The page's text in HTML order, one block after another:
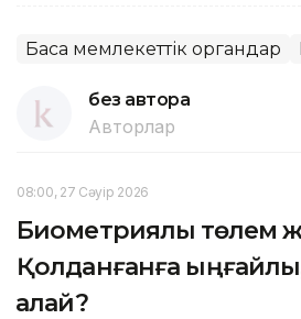
Басқа мемлекеттік органдар
без автора
Авторлар
08:00, 27 Сәуір 2026
Биометриялық төлем
Қолданғанға ыңғайлы,
қалай?